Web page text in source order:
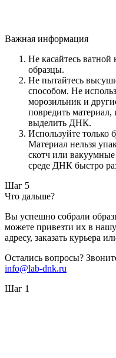
Важная информация
Не касайтесь ватной
образцы.
Не пытайтесь
способом. Не
морозильник и
повредить материал,
выделить ДНК.
Используйте только
Материал нельзя
скотч или
среде ДНК быстро
Шаг 5
Что дальше?
Вы успешно собрали
можете привезти их в
адресу, заказать курьера
Остались вопросы?
info@lab-dnk.ru
Шаг 1